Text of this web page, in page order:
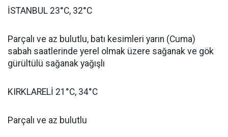
İSTANBUL 23°C, 32°C
Parçalı ve az bulutlu, batı kesimleri yarın (Cuma)
sabah saatlerinde yerel olmak üzere sağanak ve gök
gürültülü sağanak yağışlı
KIRKLARELİ 21°C, 34°C
Parçalı ve az bulutlu